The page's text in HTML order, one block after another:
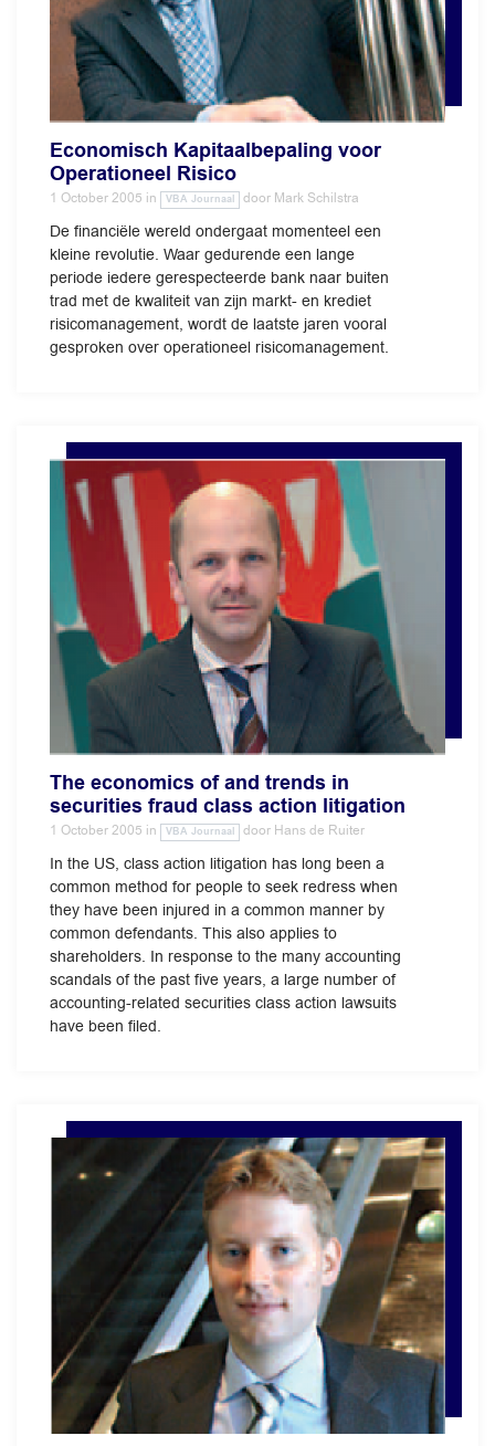
Economisch Kapitaalbepaling voor
Operationeel Risico
1 October 2005 in VBA Journaal door Mark Schilstra
De financiële wereld ondergaat momenteel een
kleine revolutie. Waar gedurende een lange
periode iedere gerespecteerde bank naar buiten
trad met de kwaliteit van zijn markt- en krediet
risicomanagement, wordt de laatste jaren vooral
gesproken over operationeel risicomanagement.
The economics of and trends in
securities fraud class action litigation
1 October 2005 in VBA Journaal door Hans de Ruiter
In the US, class action litigation has long been a
common method for people to seek redress when
they have been injured in a common manner by
common defendants. This also applies to
shareholders. In response to the many accounting
scandals of the past five years, a large number of
accounting-related securities class action lawsuits
have been filed.